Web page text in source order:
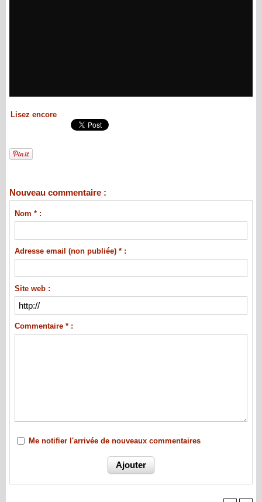
Lisez encore
Nouveau commentaire :
Nom * :
Adresse email (non publiée) * :
Site web :
Commentaire * :
Me notifier l'arrivée de nouveaux commentaires